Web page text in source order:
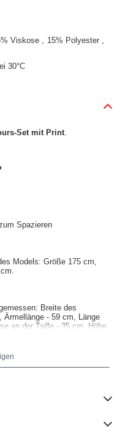
Viskose
15% Polyester
30°C
Set mit Print
Spazieren
Models: Größe 175 cm,
Breite des
Ärmellänge - 59 cm, Länge
an der Taille - 35 cm, Höhe